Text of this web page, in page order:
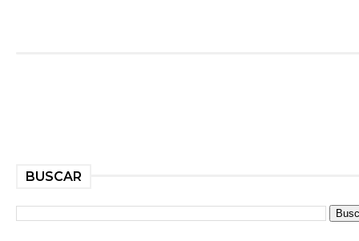
BUSCAR